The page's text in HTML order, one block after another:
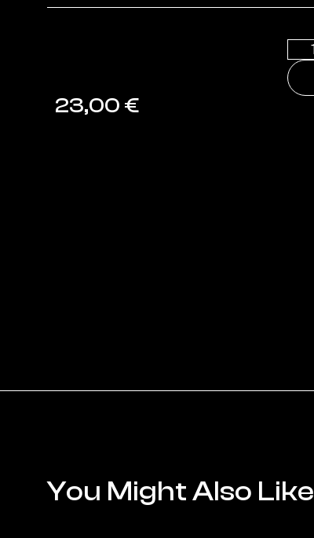
23,00 €
You Might Also Like